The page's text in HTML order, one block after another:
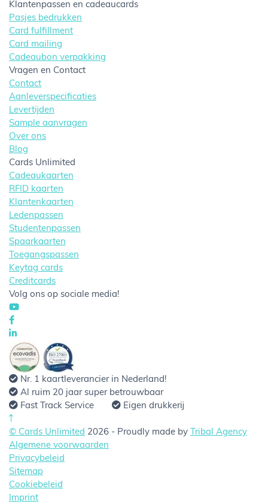
Klantenpassen en cadeaucards
Pasjes bedrukken
Card fulfillment
Card mailing
Cadeaubon verpakking
Vragen en Contact
Contact
Aanleverspecificaties
Levertijden
Sample aanvragen
Over ons
Blog
Cards Unlimited
Cadeaukaarten
RFID kaarten
Klantenkaarten
Ledenpassen
Studentenpassen
Spaarkaarten
Toegangspassen
Keytag cards
Creditcards
Volg ons op sociale media!
Nr. 1 kaartleverancier in Nederland!
Al ruim 20 jaar super betrouwbaar
Fast Track Service
Eigen drukkerij
© Cards Unlimited 2026 - Proudly made by Tribal Agency
Algemene voorwaarden
Privacybeleid
Sitemap
Cookiebeleid
Imprint